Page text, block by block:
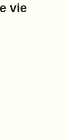
vie